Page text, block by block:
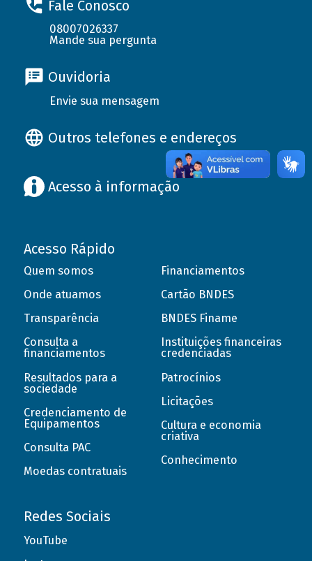
Fale Conosco
08007026337
Mande sua pergunta
Ouvidoria
Envie sua mensagem
Outros telefones e endereços
Acesso à informação
Acesso Rápido
Quem somos
Onde atuamos
Transparência
Consulta a
financiamentos
Resultados para a
sociedade
Credenciamento de
Equipamentos
Consulta PAC
Moedas contratuais
Financiamentos
Cartão BNDES
BNDES Finame
Instituições financeiras
credenciadas
Patrocínios
Licitações
Cultura e economia
criativa
Conhecimento
Redes Sociais
YouTube